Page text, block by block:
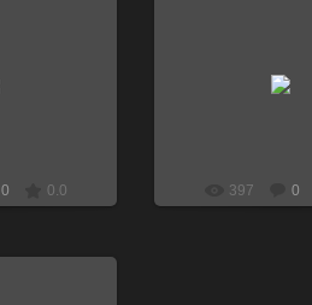
0 0.0 397 0